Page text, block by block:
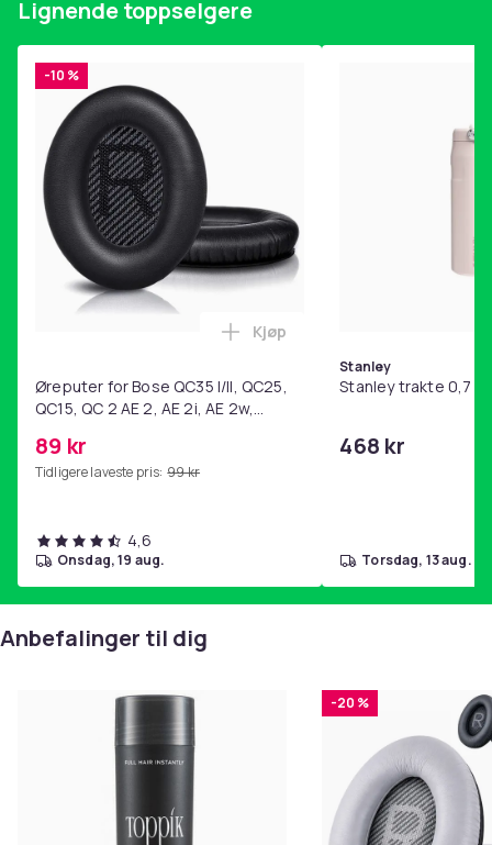
Lignende toppselgere
-10 %
Øreputer for Bose QC35 I/II, QC25,
QC15, QC 2 AE 2, AE 2i, AE 2w,
89 kr
Tidligere laveste pris: 99 kr
Legg Øreputer for Bose QC35
Kjøp
4,6
onsdag, 19 aug.
Stanley
Stanley trakte 0,7 l,
468 kr
torsdag, 13 aug.
Anbefalinger til dig
-20 %